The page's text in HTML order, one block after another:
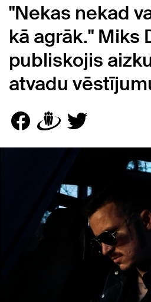
"Nekas nekad
kā agrāk." Miks
publiskojis
atvadu